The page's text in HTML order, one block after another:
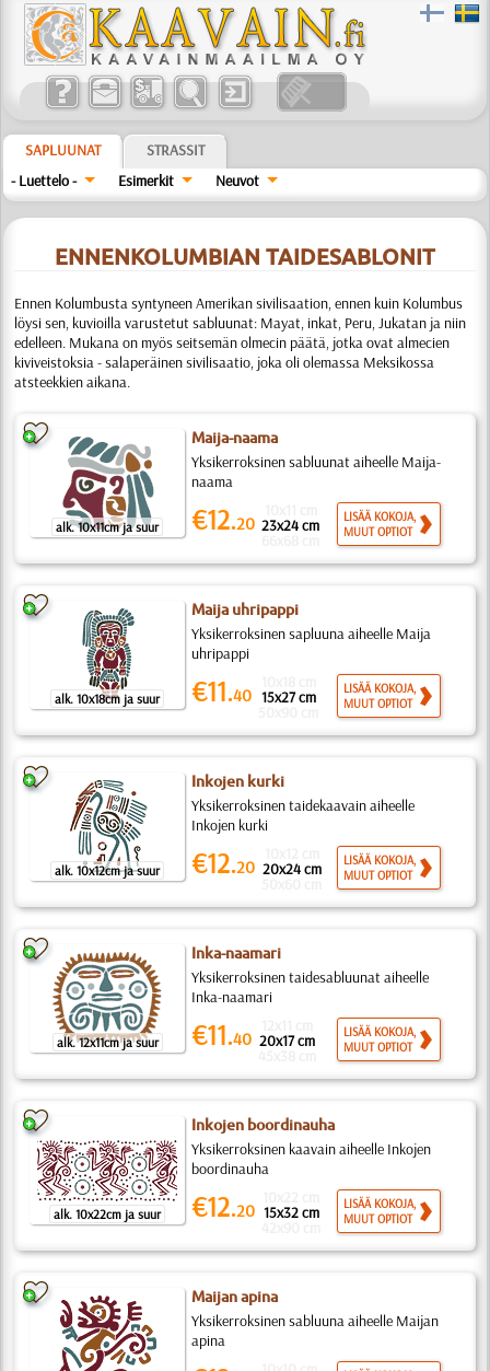
SAPLUUNAT
STRASSIT
- Luettelo -
Esimerkit Neuvot
ENNENKOLUMBIAN TAIDESABLONIT
Ennen Kolumbusta syntyneen Amerikan sivilisaation, ennen kuin Kolumbus
löysi sen, kuvioilla varustetut sabluunat: Mayat, inkat, Peru, Jukatan ja niin
edelleen. Mukana on myös seitsemän olmecin päätä, jotka ovat almecien
kiviveistoksia - salaperäinen sivilisaatio, joka oli olemassa Meksikossa
atsteekkien aikana.
alk. 10x11cm ja suur
Maija-naama
Yksikerroksinen sabluunat aiheelle Maija-
naama
€12.20 23x24 cm
LISÄÄ KOKOJA,
MUUT OPTIOT
alk. 10x18cm ja suur
Maija uhripappi
Yksikerroksinen sapluuna aiheelle Maija
uhripappi
€11.40 15x27 cm
LISÄÄ KOKOJA,
MUUT OPTIOT
alk. 10x12cm ja suur
Inkojen kurki
Yksikerroksinen taidekaavain aiheelle
Inkojen kurki
€12.20 20x24 cm
LISÄÄ KOKOJA,
MUUT OPTIOT
alk. 12x11cm ja suur
Inka-naamari
Yksikerroksinen taidesabluunat aiheelle
Inka-naamari
€11.40 20x17 cm
LISÄÄ KOKOJA,
MUUT OPTIOT
alk. 10x22cm ja suur
Inkojen boordinauha
Yksikerroksinen kaavain aiheelle Inkojen
boordinauha
€12.20 15x32 cm
LISÄÄ KOKOJA,
MUUT OPTIOT
Maijan apina
Yksikerroksinen sabluuna aiheelle Maijan
apina